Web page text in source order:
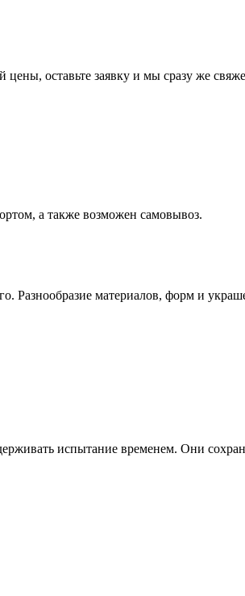
цены, оставьте заявку и мы сразу же
а также возможен самовывоз.
материалов, форм и
испытание временем. Они